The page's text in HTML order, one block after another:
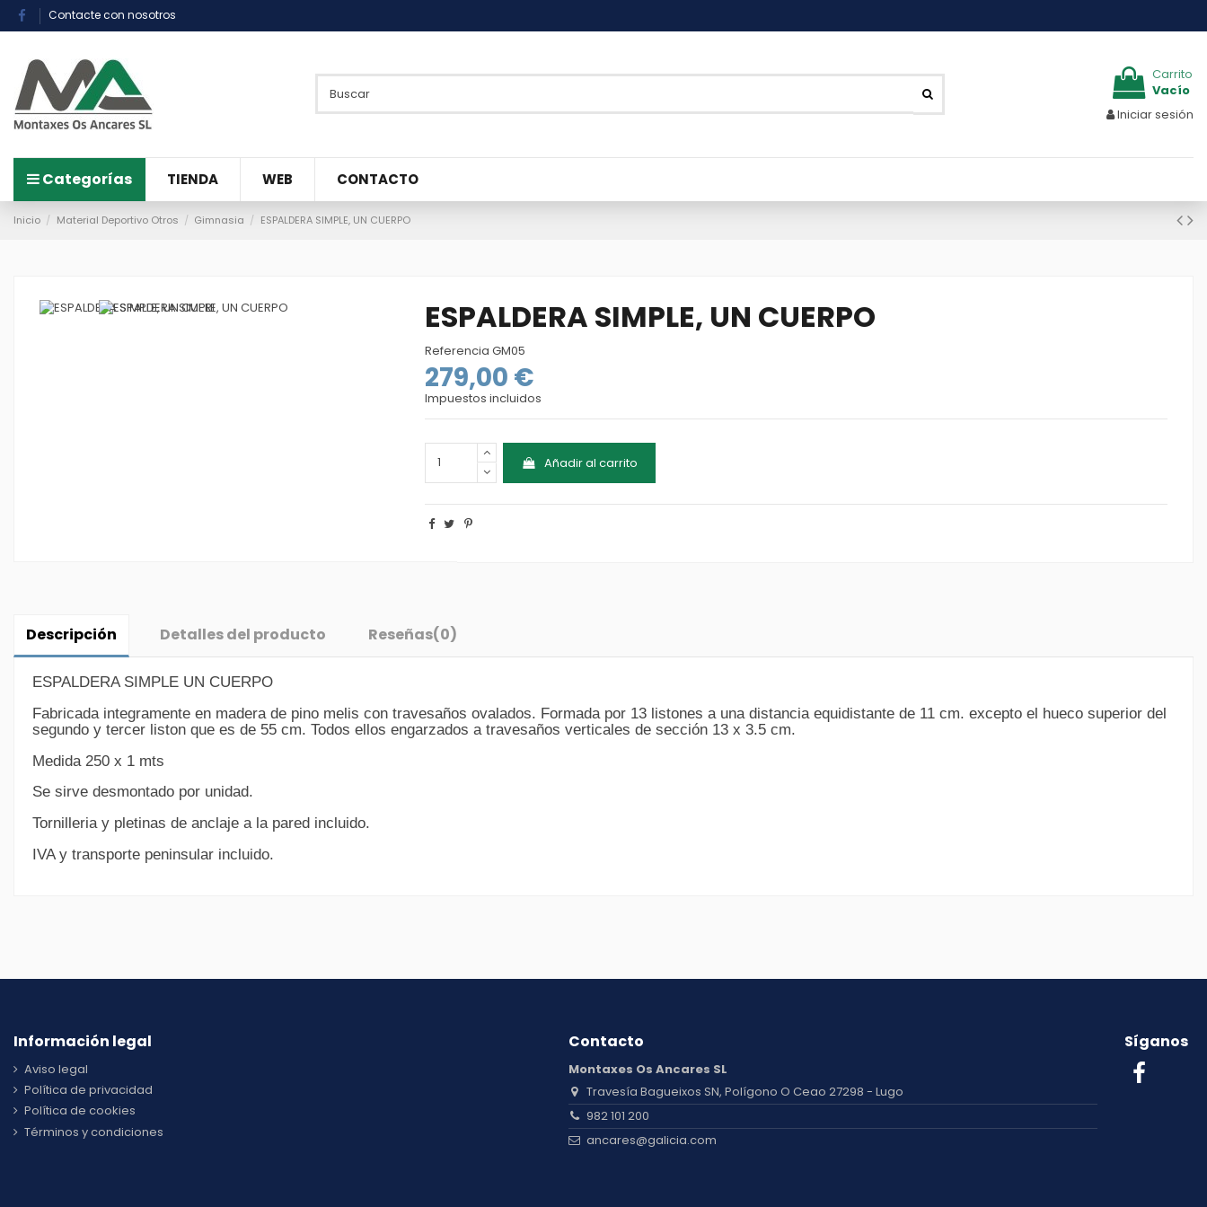
Contacte con nosotros
Carrito
Vacío
Iniciar sesión
Categorías TIENDA WEB CONTACTO
Inicio Material Deportivo Otros Gimnasia ESPALDERA SIMPLE, UN CUERPO
ESPALDERA SIMPLE, UN CUERPO
Referencia GM05
279,00 €
Impuestos incluidos
Añadir al carrito
Descripción Detalles del producto Reseñas(0)
ESPALDERA SIMPLE UN CUERPO
Fabricada integramente en madera de pino melis con travesaños ovalados. Formada por 13 listones a una distancia equidistante de 11 cm. excepto el hueco superior del
segundo y tercer liston que es de 55 cm. Todos ellos engarzados a travesaños verticales de sección 13 x 3.5 cm.
Medida 250 x 1 mts
Se sirve desmontado por unidad.
Tornilleria y pletinas de anclaje a la pared incluido.
IVA y transporte peninsular incluido.
Información legal
Aviso legal
Política de privacidad
Política de cookies
Términos y condiciones
Contacto
Montaxes Os Ancares SL
Travesía Bagueixos SN, Polígono O Ceao 27298 - Lugo
982 101 200
ancares@galicia.com
Síganos